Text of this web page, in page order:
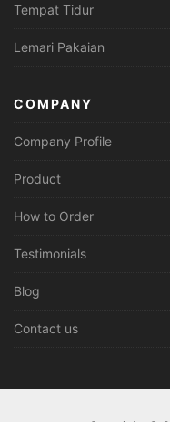
Tempat Tidur
Lemari Pakaian
COMPANY
Company Profile
Product
How to Order
Testimonials
Blog
Contact us